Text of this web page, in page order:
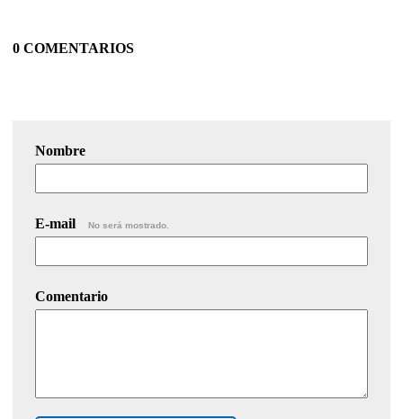
0 COMENTARIOS
Nombre
E-mail No será mostrado.
Comentario